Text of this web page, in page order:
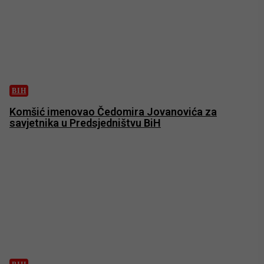
BIH
Komšić imenovao Čedomira Jovanovića za
savjetnika u Predsjedništvu BiH